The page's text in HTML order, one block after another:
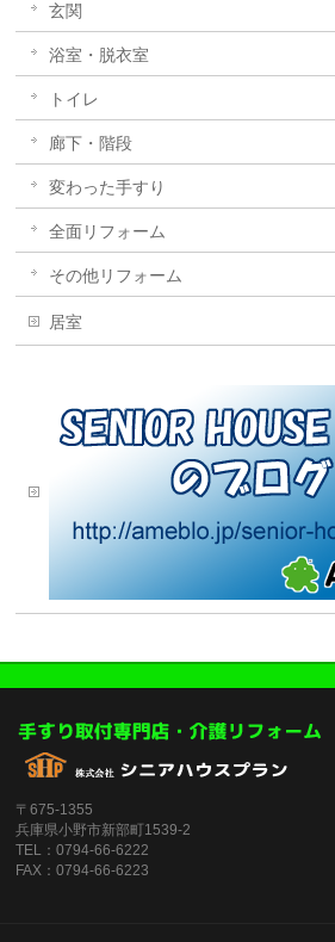
玄関
浴室・脱衣室
トイレ
廊下・階段
変わった手すり
全面リフォーム
その他リフォーム
居室
〒675-1355
兵庫県小野市新部町1539-2
TEL：0794-66-6222
FAX：0794-66-6223